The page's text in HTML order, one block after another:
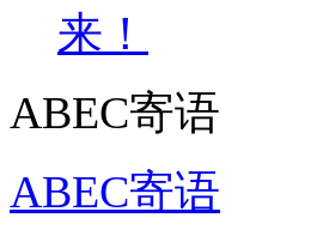
来！
ABEC寄语
ABEC寄语